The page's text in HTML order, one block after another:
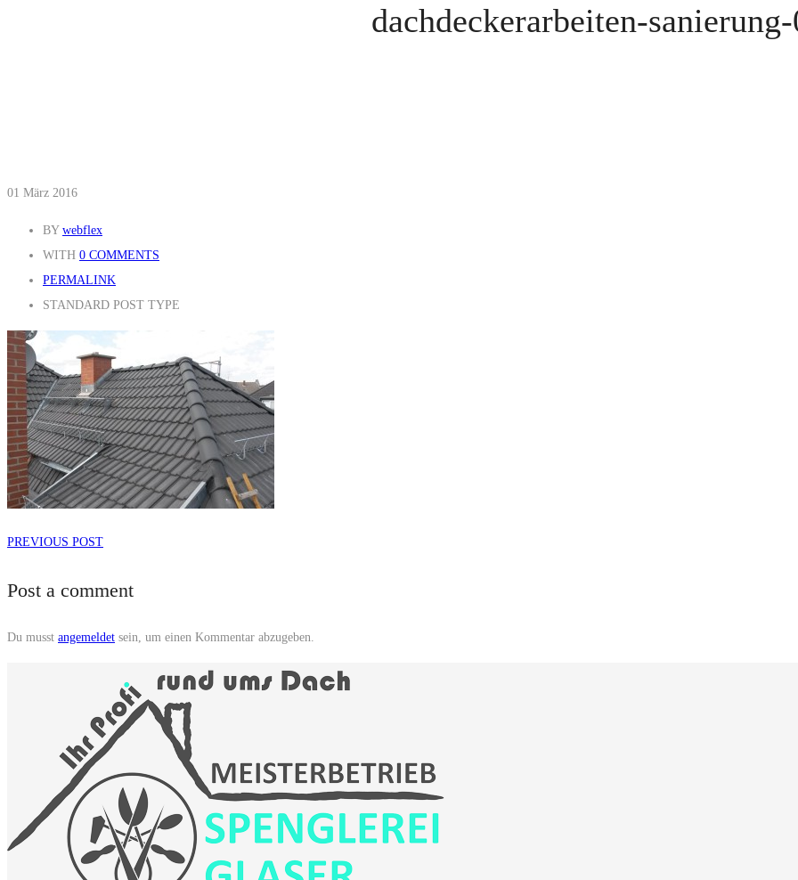
dachdeckerarbeiten-
01 März 2016
BY webflex
WITH 0 COMMENTS
PERMALINK
STANDARD POST TYPE
PREVIOUS POST
Post a comment
Du musst angemeldet sein, um einen Kommentar abzugeben.